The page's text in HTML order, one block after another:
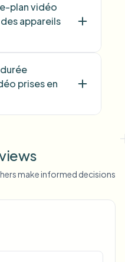
plan vidéo
appareils
prises en
make informed decisions